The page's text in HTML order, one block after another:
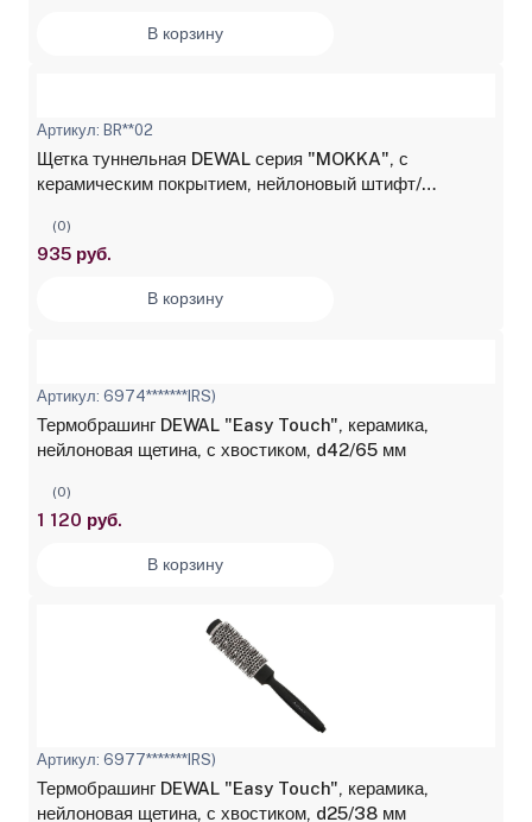
В корзину
Артикул: BR**02
Щетка туннельная DEWAL серия "MOKKA", с
керамическим покрытием, нейлоновый штифт/
(0)
935 руб.
В корзину
Артикул: 6974*******IRS)
Термобрашинг DEWAL "Easy Touch", керамика,
нейлоновая щетина, с хвостиком, d42/65 мм
(0)
1 120 руб.
В корзину
Артикул: 6977*******IRS)
Термобрашинг DEWAL "Easy Touch", керамика,
нейлоновая щетина, с хвостиком, d25/38 мм